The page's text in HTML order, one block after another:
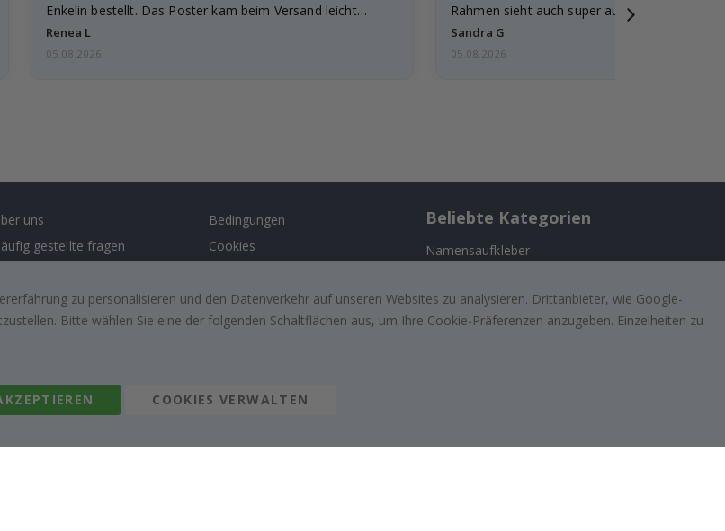
Enkelin bestellt. Das Poster kam beim Versand leicht
beschädigt…
Renea L
05.08.2026
Rahmen sieht auch super aus. Die Lieferung
außerdem…
Sandra G
05.08.2026
uns
gestellte fragen
sie mit uns zusammen!
Bedingungen
Cookies
Recht zu stornieren
Bewertungen von zufriedenen
Beliebte Kategorien
Namensaufkleber
Fliesenaufkleber
Poster
zu personalisieren und den Datenverkehr auf unseren Websites zu analysieren. Drittanbieter, wie Google-
Bitte wählen Sie eine der folgenden Schaltflächen aus, um Ihre Cookie-Präferenzen anzugeben. Einzelheiten zu
COOKIES VERWALTEN